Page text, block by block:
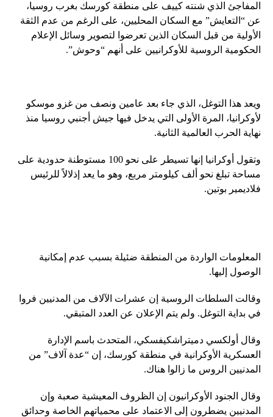
المفاجئ الذي شنته كييف على منطقة كورسك بغرب روسيا،
عن “التعايش” مع السكان المحليين، على الرغم من عدم الثقة
الأولية من قبل السكان الذين تعرضوا لتصوير وسائل الإعلام
الحكومية الروسية للأوكرانيين على أنهم “وحوش”.
ويعد هذا التوغل، الذي جاء بعد عامين ونصف من غزو موسكو
لأوكرانيا، المرة الأولى التي يدخل فيها جيش أجنبي روسيا منذ
نهاية الحرب العالمية الثانية.
وتقول أوكرانيا إنها تسيطر على نحو 100 مستوطنة حدودية على
مساحة تبلغ نحو ألف كيلومتر مربع، وهو ما يعد إذلالاً للرئيس
فلاديمير بوتين.
المعلومات الواردة من المنطقة ضئيلة بسبب عدم إمكانية
الوصول إليها.
وقالت السلطات الروسية إن عشرات الآلاف من المدنيين فروا
في بداية التوغل. ولم يتم الإعلان عن العدد المتبقي.
وقال أولكسي دميتراشكيفسكي، المتحدث باسم الإدارة
العسكرية الأوكرانية في منطقة كورسك، إن “عدة آلاف” من
المدنيين الروس ما زالوا هناك.
وقال الجنود الأوكرانيون إن الظروف المعيشية صعبة وإن
المدنيين يضطرون إلى الاعتماد على محمياتهم الخاصة وحدائق